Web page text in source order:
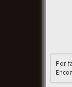
Por